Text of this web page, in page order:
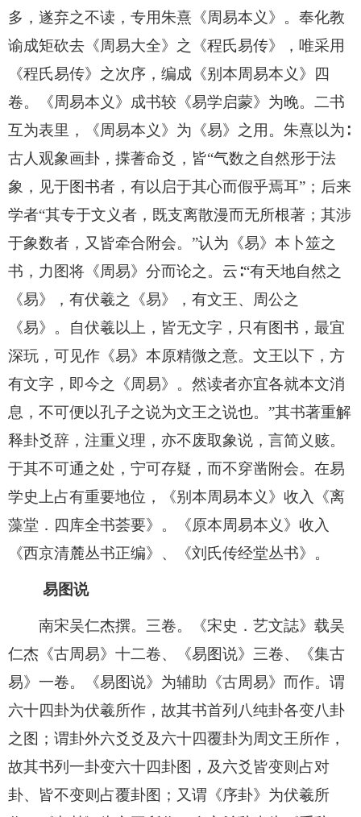
多，遂弃之不读，专用朱熹《周易本义》。奉化教
谕成矩砍去《周易大全》之《程氏易传》，唯采用
《程氏易传》之次序，编成《别本周易本义》四
卷。《周易本义》成书较《易学启蒙》为晚。二书
互为表里，《周易本义》为《易》之用。朱熹以为∶
古人观象画卦，揲蓍命爻，皆“气数之自然形于法
象，见于图书者，有以启于其心而假乎焉耳”；后来
学者“其专于文义者，既支离散漫而无所根著；其涉
于象数者，又皆牵合附会。”认为《易》本卜筮之
书，力图将《周易》分而论之。云∶“有天地自然之
《易》，有伏羲之《易》，有文王、周公之
《易》。自伏羲以上，皆无文字，只有图书，最宜
深玩，可见作《易》本原精微之意。文王以下，方
有文字，即今之《周易》。然读者亦宜各就本文消
息，不可便以孔子之说为文王之说也。”其书著重解
释卦爻辞，注重义理，亦不废取象说，言简义赅。
于其不可通之处，宁可存疑，而不穿凿附会。在易
学史上占有重要地位，《别本周易本义》收入《离
藻堂．四库全书荟要》。《原本周易本义》收入
《西京清麓丛书正编》、《刘氏传经堂丛书》。
易图说
南宋吴仁杰撰。三卷。《宋史．艺文誌》载吴
仁杰《古周易》十二卷、《易图说》三卷、《集古
易》一卷。《易图说》为辅助《古周易》而作。谓
六十四卦为伏羲所作，故其书首列八纯卦各变八卦
之图；谓卦外六爻爻及六十四覆卦为周文王所作，
故其书列一卦变六十四卦图，及六爻皆变则占对
卦、皆不变则占覆卦图；又谓《序卦》为伏羲所